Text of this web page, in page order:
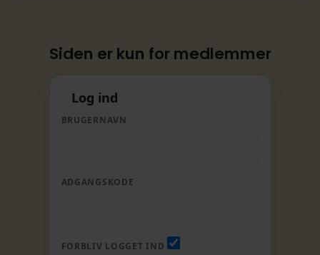
Siden er kun for medlemmer
Log ind
BRUGERNAVN
ADGANGSKODE
FORBLIV LOGGET IND